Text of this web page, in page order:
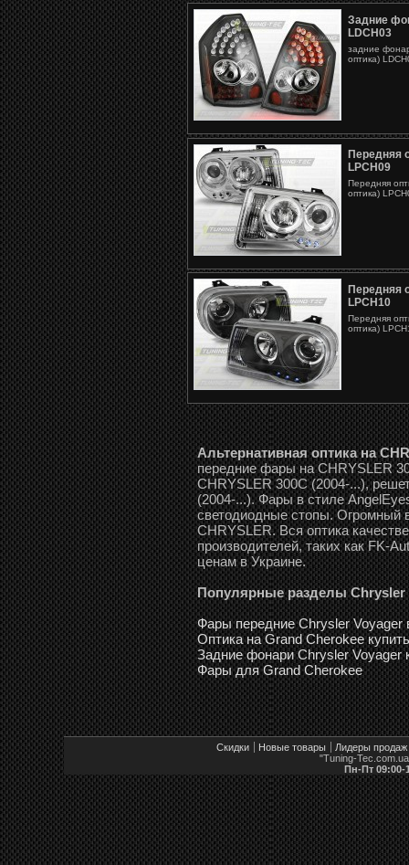
Задние
LDCH03
задние
оптика)
Передняя
LPCH09
Передняя
оптика)
Передняя
LPCH10
Передняя
оптика)
Альтернативная оптика на
передние фары на CHRYSLER
CHRYSLER 300C (2004-...),
(2004-...). Фары в стиле
светодиодные стопы. Огромный
CHRYSLER. Вся оптика
производителей, таких как FK-
ценам в Украине.
Популярные разделы Chrysler
Фары передние Chrysler Voyager
Оптика на Grand Cherokee купить
Задние фонари Chrysler Voyager
Фары для Grand Cherokee
Скидки Новые товары
Лидеры продаж
"Tuning-
Пн-Пт 09:00-